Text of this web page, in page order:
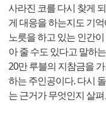
사라진 코를 다시 찾게
게 대응을 하는지도 기
노릇을 하고 있는 인간
아 줄 수도 있다고 말하
20만 루블의 지참금을
하는 주인공이다. 다시
는 근거가 무엇인지 살